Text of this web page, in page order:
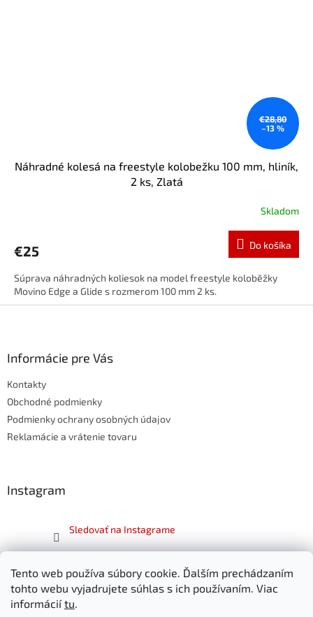
Tento web používa súbory cookie. Ďalším prechádzaním
tohto webu vyjadrujete súhlas s ich používaním. Viac
informáciítu.
€28,80
–13 %
Náhradné kolesá na freestyle kolobežku 100 mm, hliník,
2 ks, Zlatá
Skladom
€25 Do košíka
Súprava náhradných koliesok na model freestyle koloběžky
Movino Edge a Glide s rozmerom 100 mm 2 ks.
Informácie pre Vás
Kontakty
Obchodné podmienky
Podmienky ochrany osobných údajov
Reklamácie a vrátenie tovaru
Instagram
Sledovať na Instagrame
Facebook